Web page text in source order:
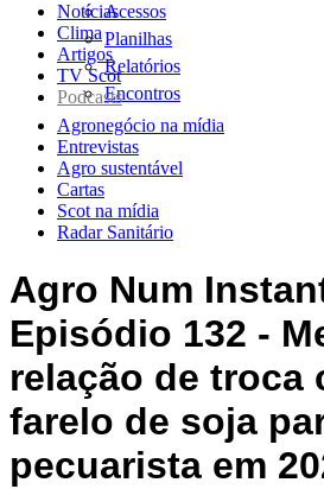
Acessos
Planilhas
Relatórios
Encontros
Notícias
Clima
Artigos
TV Scot
Podcasts
Agronegócio na mídia
Entrevistas
Agro sustentável
Cartas
Scot na mídia
Radar Sanitário
Agro Num
Episódio 132 -
relação de troca
farelo de soja
pecuarista em